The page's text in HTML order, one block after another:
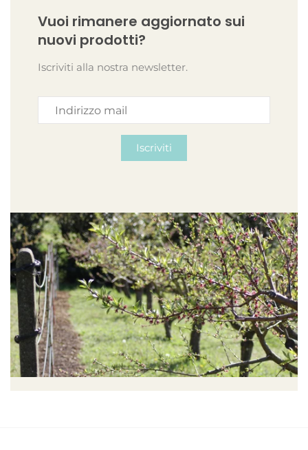
Vuoi rimanere aggiornato sui
nuovi prodotti?
Iscriviti alla nostra newsletter.